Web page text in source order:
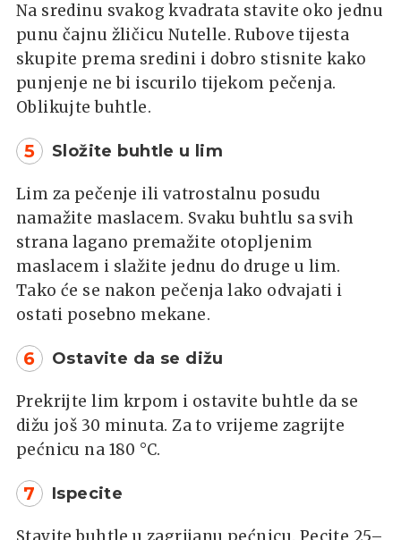
Na sredinu svakog kvadrata stavite oko jednu
punu čajnu žličicu Nutelle. Rubove tijesta
skupite prema sredini i dobro stisnite kako
punjenje ne bi iscurilo tijekom pečenja.
Oblikujte buhtle.
5 Složite buhtle u lim
Lim za pečenje ili vatrostalnu posudu
namažite maslacem. Svaku buhtlu sa svih
strana lagano premažite otopljenim
maslacem i slažite jednu do druge u lim.
Tako će se nakon pečenja lako odvajati i
ostati posebno mekane.
6 Ostavite da se dižu
Prekrijte lim krpom i ostavite buhtle da se
dižu još 30 minuta. Za to vrijeme zagrijte
pećnicu na 180 °C.
7 Ispecite